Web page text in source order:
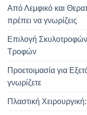
Από Λεμφικό και
πρέπει να γνωρίζεις
Επιλογή
Τροφών
Προετοιμασία για
γνωρίζετε
Πλαστική